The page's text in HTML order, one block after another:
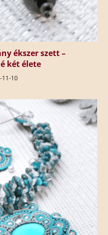
ékszer szett –
két élete
11-10